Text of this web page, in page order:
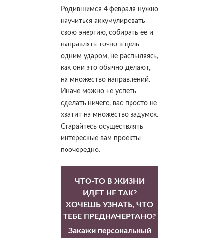
Родившимся 4 февраля нужно
научиться аккумулировать
свою энергию, собирать ее и
направлять точно в цель
одним ударом, не распыляясь,
как они это обычно делают,
на множество направлений.
Иначе можно не успеть
сделать ничего, вас просто не
хватит на множество задумок.
Старайтесь осуществлять
интересные вам проекты
поочередно.
ЧТО-ТО В ЖИЗНИ
ИДЕТ НЕ ТАК?
ХОЧЕШЬ УЗНАТЬ, ЧТО
ТЕБЕ ПРЕДНАЧЕРТАНО?
Закажи персональный